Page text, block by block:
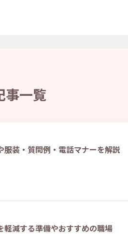
事一覧
装・質問例・電話マナーを解説
減する準備やおすすめの職場